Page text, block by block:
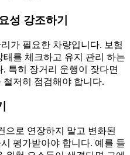
성 강조하기
가 필요한 차량입니다. 보험
를 체크하고 유지 관리 하는
특히 장거리 운행이 잦다면
저히 점검해야 합니다.
으로 연장하지 말고 변화된
평가받아야 합니다. 예를 들